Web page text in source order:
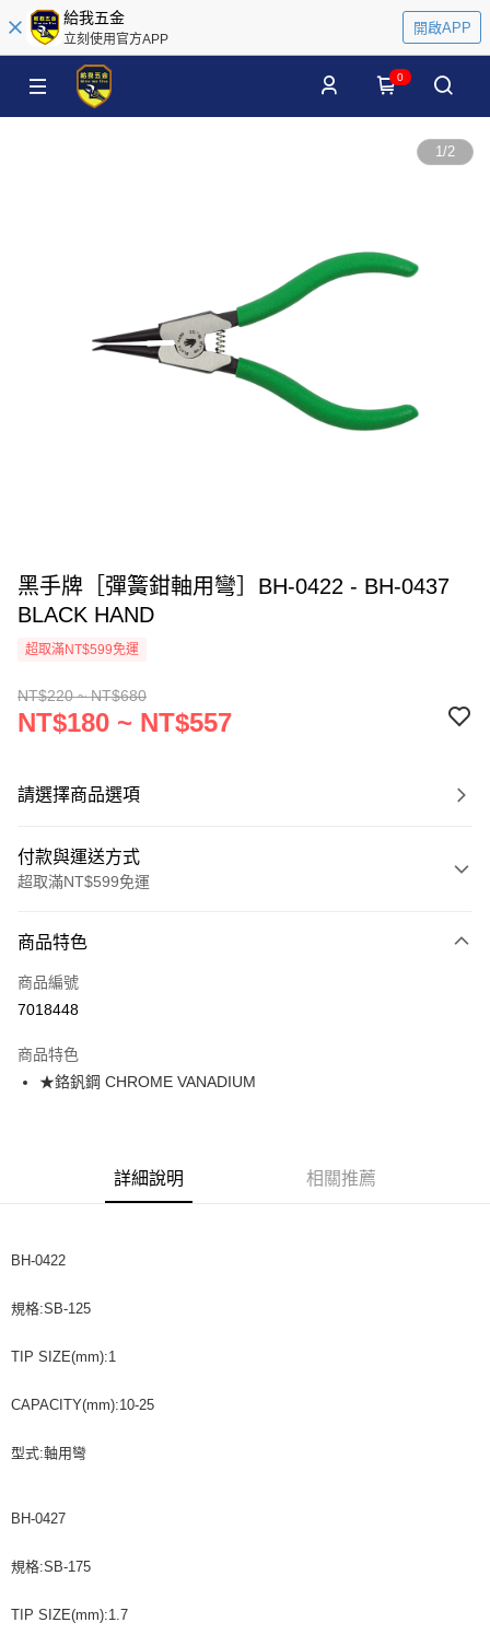
給我五金
立刻使用官方APP
開啟APP
0
1/2
黑手牌［彈簧鉗軸用彎］BH-0422 - BH-0437
BLACK HAND
超取滿NT$599免運
NT$220 ~ NT$680
NT$180 ~ NT$557
請選擇商品選項
付款與運送方式
超取滿NT$599免運
信用卡一次付款
超商取貨付款
運送方式
7-11取貨付款
每筆NT$60，滿NT$599(含以上)免運費
宅配
商品特色
商品編號
7018448
商品特色
★鉻釩鋼 CHROME VANADIUM
詳細說明 相關推薦
BH-0422
規格:SB-125
TIP SIZE(mm):1
CAPACITY(mm):10-25
型式:軸用彎
BH-0427
規格:SB-175
TIP SIZE(mm):1.7